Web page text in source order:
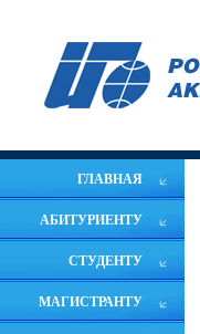
ГЛАВНАЯ
АБИТУРИЕНТУ
СТУДЕНТУ
МАГИСТРАНТУ